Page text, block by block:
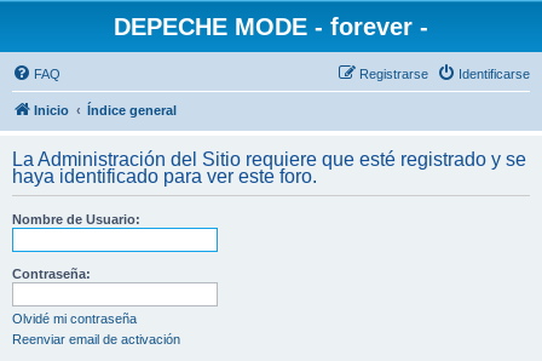
DEPECHE MODE - forever -
FAQ Identificarse
Registrarse
Inicio Índice general
La Administración del Sitio requiere que esté registrado y se
haya identificado para ver este foro.
Nombre de Usuario:
Contraseña:
Olvidé mi contraseña
Reenviar email de activación